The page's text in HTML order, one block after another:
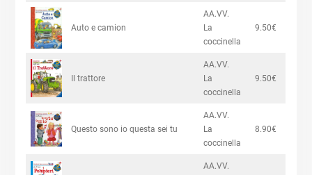
Auto e camion
AA.VV.
La
coccinella
9.50€
Il trattore
AA.VV.
La
coccinella
9.50€
Questo sono io questa sei tu
AA.VV.
La
coccinella
8.90€
AA.VV.